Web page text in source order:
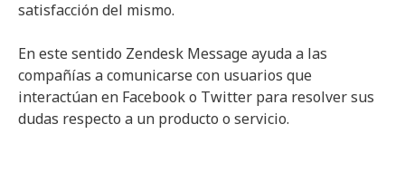
satisfacción del mismo.
En este sentido Zendesk Message ayuda a las
compañías a comunicarse con usuarios que
interactúan en Facebook o Twitter para resolver sus
dudas respecto a un producto o servicio.